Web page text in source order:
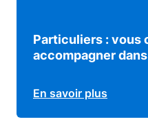
Particuliers : vous
accompagner
En savoir plus